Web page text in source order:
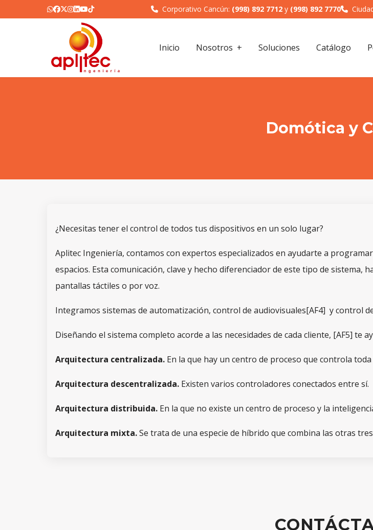
Corporativo Cancún: (998) 892 7712 y (998) 892 7770
Inicio Nosotros Soluciones Catálogo
Domótica y
¿Necesitas tener el control de todos tus dispositivos en un solo lugar?
Aplitec Ingeniería, contamos con expertos especializados en ayudarte a
espacios. Esta comunicación, clave y hecho diferenciador de este tipo de sistema,
pantallas táctiles o por voz.
Integramos sistemas de automatización, control de audiovisuales[AF4] y control
Diseñando el sistema completo acorde a las necesidades de cada cliente, [AF5] te
Arquitectura centralizada. En la que hay un centro de proceso que controla
Arquitectura descentralizada. Existen varios controladores conectados entre sí.
Arquitectura distribuida. En la que no existe un centro de proceso y la
Arquitectura mixta.Se trata de una especie de híbrido que combina las otras